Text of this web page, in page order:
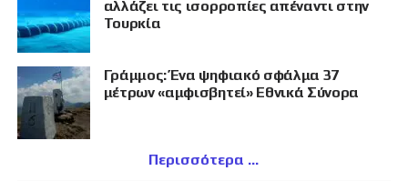
αλλάζει τις ισορροπίες απέναντι στην
Τουρκία
Γράμμος: Ένα ψηφιακό σφάλμα 37
μέτρων «αμφισβητεί» Εθνικά Σύνορα
Περισσότερα